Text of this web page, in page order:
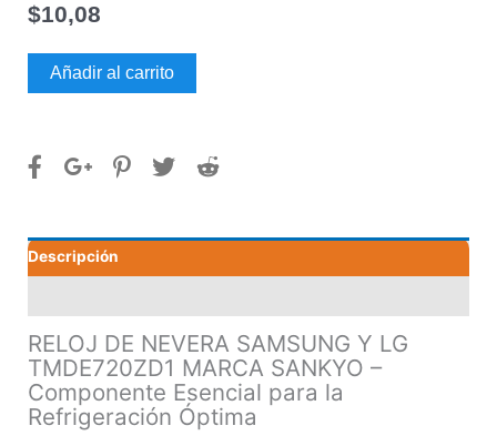
$10,08
RELOJ
DE
Y
MARCA
SANKYO
Añadir al carrito
Descripción
RELOJ DE NEVERA SAMSUNG Y LG
TMDE720ZD1 MARCA SANKYO –
Componente Esencial para la
Refrigeración Óptima